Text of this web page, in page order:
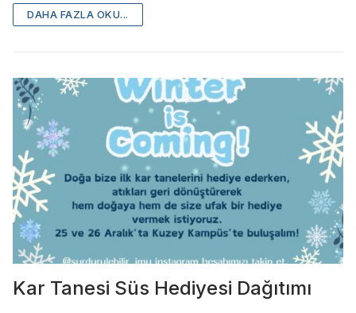
DAHA FAZLA OKU...
Kar Tanesi Süs Hediyesi Dağıtımı